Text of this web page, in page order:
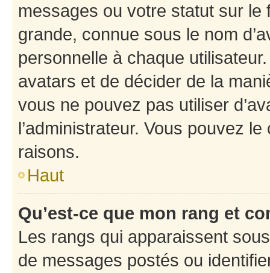
messages ou votre statut sur
grande, connue sous le nom
personnelle à chaque utilisateur.
avatars et de décider de la
vous ne pouvez pas utiliser
l’administrateur. Vous pouvez
raisons.
Haut
Qu’est-ce que mon rang et
Les rangs qui apparaissent
de messages postés ou